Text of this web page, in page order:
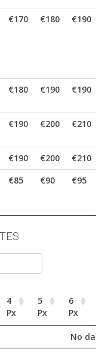
€170 €180 €190
€180 €190 €190
€190 €200 €210
€190 €200 €210
€85 €90 €95
4
Px
5
Px
6
Px
No